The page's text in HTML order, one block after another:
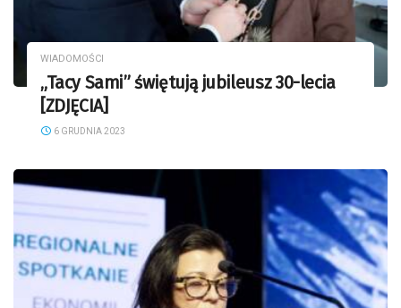
WIADOMOŚCI
„Tacy Sami” świętują jubileusz 30-lecia
[ZDJĘCIA]
6 GRUDNIA 2023